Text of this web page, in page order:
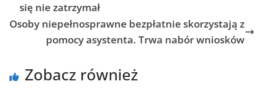
się nie zatrzymał
Osoby niepełnosprawne bezpłatnie skorzystają z
pomocy asystenta. Trwa nabór wniosków
Zobacz również